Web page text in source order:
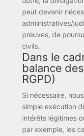
peut devenir
administratives/
preuves, de
civils.
Dans le
balance
RGPD)
Si nécessaire,
simple exécution
intérêts légitimes
par exemple, les